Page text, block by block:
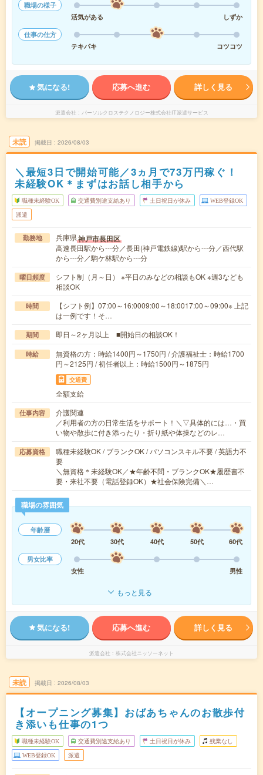
職場の様子
活気がある
しずか
仕事の仕方
テキパキ
コツコツ
気になる! 応募へ進む 詳しく見る
派遣会社 パーソルクロステクノロジー株式会社IT派遣サービス
未読 掲載日 2026/08/03
＼最短3日で開始可能／3ヵ月で73万円稼ぐ！
未経験OK＊まずはお話し相手から
職種未経験OK 交通費別途支給あり 土日祝日が休み WEB登録OK
派遣
勤務地 兵庫県神戸市長田区
高速長田駅から---分／長田(神戸電鉄線)駅から---分／西代駅
から---分／駒ケ林駅から---分
曜日頻度
シフト制（月～日） ※平日のみなどの相談もOK ※週3なども
相談OK
時間
【シフト例】07:00～16:0009:00～18:0017:00～09:00※ 上記
は一例です！そ…
期間 即日～2ヶ月以上 ■開始日の相談OK！
時給
無資格の方：時給1400円～1750円 / 介護福祉士：時給1700
円～2125円 / 初任者以上：時給1500円～1875円
交通費
全額支給
仕事内容
介護関連
／利用者の方の日常生活をサポート！＼▽具体的には…・買
い物や散歩に付き添ったり・折り紙や体操などのレ…
応募資格
職種未経験OK / ブランクOK / パソコンスキル不要 / 英語力不
要
＼無資格＊未経験OK／★年齢不問・ブランクOK★履歴書不
要・来社不要（電話登録OK）★社会保険完備＼…
職場の雰囲気
年齢層
20代
30代 40代 50代
60代
男女比率
女性
男性
もっと見る
気になる! 応募へ進む 詳しく見る
派遣会社 株式会社ニッソーネット
未読 掲載日 2026/08/03
【オープニング募集】おばあちゃんのお散歩付
き添いも仕事の1つ
職種未経験OK 交通費別途支給あり 土日祝日が休み 残業なし
WEB登録OK 派遣